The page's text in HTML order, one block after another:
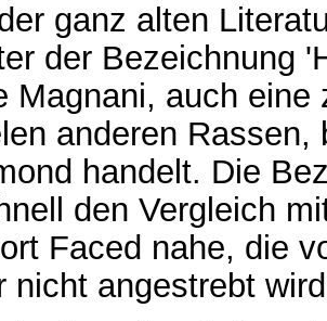
ganz alten
der Bezeichnung
Magnani, auch eine
anderen
handelt. Die
den Vergleich
Faced nahe, die
nicht angestrebt